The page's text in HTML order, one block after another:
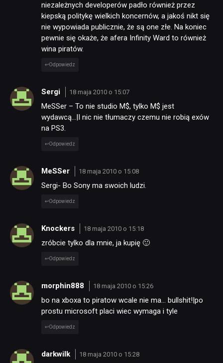
niezależnych developerów padło również przez
kiepską politykę wielkich koncernów, a jakoś nikt się
nie wypowiada publicznie, że są one złe. Na koniec
pewnie się okaże, że afera Infinity Ward to również
wina piratów.
Odpowiedz
Sergi 18 maja 2010 o 15:07
MeSSer – To nie studio M$, tylko M$ jest
wydawcą…|I nic nie tłumaczy czemu nie robią exów
na PS3.
Odpowiedz
MeSSer 18 maja 2010 o 15:08
Sergi- Bo Sony ma swoich ludzi.
Odpowiedz
Knockers 18 maja 2010 o 15:18
zróbcie tylko dla mnie, ja kupię 🙂
Odpowiedz
morphin888 18 maja 2010 o 15:26
bo na xboxa to piratow wcale nie ma… bullshit!|po
prostu microsoft placi wiec wymaga i tyle
Odpowiedz
darkwilk 18 maja 2010 o 15:28